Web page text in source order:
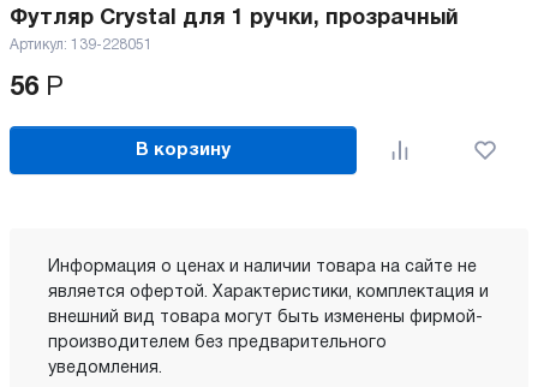
Футляр Crystal для 1 ручки, прозрачный
Артикул: 139-228051
56 Р
В корзину
Информация о ценах и наличии товара на сайте не
является офертой. Характеристики, комплектация и
внешний вид товара могут быть изменены фирмой-
производителем без предварительного
уведомления.